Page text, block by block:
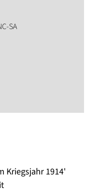
Kriegsjahr 1914'